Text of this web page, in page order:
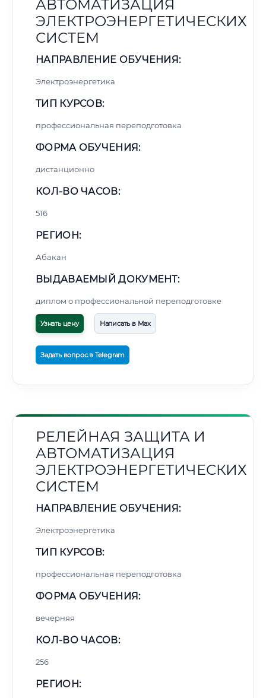
АВТОМАТИЗАЦИЯ
ЭЛЕКТРОЭНЕРГЕТИЧЕСКИХ
СИСТЕМ
НАПРАВЛЕНИЕ ОБУЧЕНИЯ:
Электроэнергетика
ТИП КУРСОВ:
профессиональная переподготовка
ФОРМА ОБУЧЕНИЯ:
дистанционно
КОЛ-ВО ЧАСОВ:
516
РЕГИОН:
Абакан
ВЫДАВАЕМЫЙ ДОКУМЕНТ:
диплом о профессиональной переподготовке
Узнать цену Написать в Max
Задать вопрос в Telegram
РЕЛЕЙНАЯ ЗАЩИТА И
АВТОМАТИЗАЦИЯ
ЭЛЕКТРОЭНЕРГЕТИЧЕСКИХ
СИСТЕМ
НАПРАВЛЕНИЕ ОБУЧЕНИЯ:
Электроэнергетика
ТИП КУРСОВ:
профессиональная переподготовка
ФОРМА ОБУЧЕНИЯ:
вечерняя
КОЛ-ВО ЧАСОВ:
256
РЕГИОН: